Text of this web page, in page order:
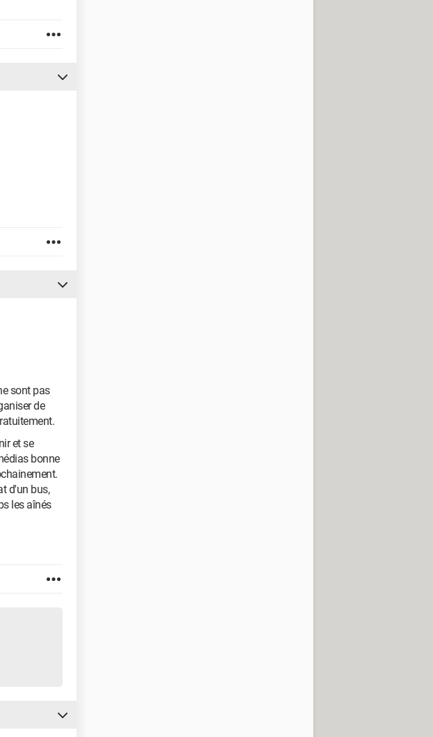
sont pas
de
et se
bonne
d'un bus,
les aînés